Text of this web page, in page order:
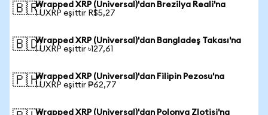
🇧🇷Wrapped XRP (Universal)'dan Brezilya Reali'na
1 UXRP eşittir R$5,27
🇧🇩Wrapped XRP (Universal)'dan Bangladeş Takası'na
1 UXRP eşittir ৳127,61
🇵🇭Wrapped XRP (Universal)'dan Filipin Pezosu'na
1 UXRP eşittir ₱62,77
Wrapped XRP (Universal)'dan Polonya Zlotisi'na